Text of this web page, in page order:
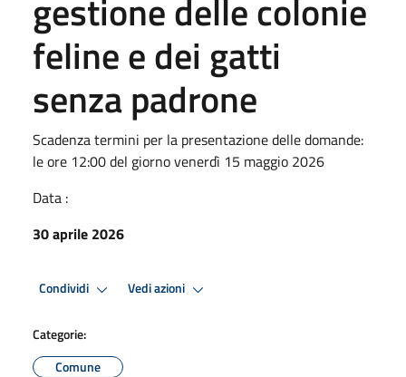
gestione delle colonie
feline e dei gatti
senza padrone
Scadenza termini per la presentazione delle domande:
le ore 12:00 del giorno venerdì 15 maggio 2026
Data :
30 aprile 2026
Condividi Vedi azioni
Categorie:
Comune